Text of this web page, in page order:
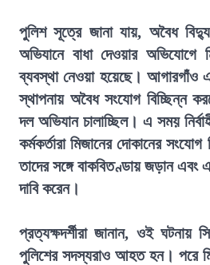
পুলিশ সূত্রে জানা যায়, অবৈধ
অভিযানে বাধা দেওয়ার অভিযোগে
ব্যবস্থা নেওয়া হয়েছে। আগারগাঁও
স্থাপনায় অবৈধ সংযোগ বিচ্ছিন্ন
দল অভিযান চালাচ্ছিল। এ সময়
কর্মকর্তারা মিজানের দোকানের
তাদের সঙ্গে বাকবিতণ্ডায় জড়ান এবং
দাবি করেন।
প্রত্যক্ষদর্শীরা জানান, ওই ঘটনায়
পুলিশের সদস্যরাও আহত হন। পরে